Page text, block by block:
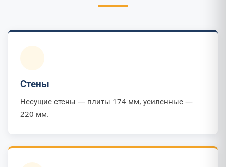
Стены
Несущие стены — плиты 174 мм, усиленные —
220 мм.